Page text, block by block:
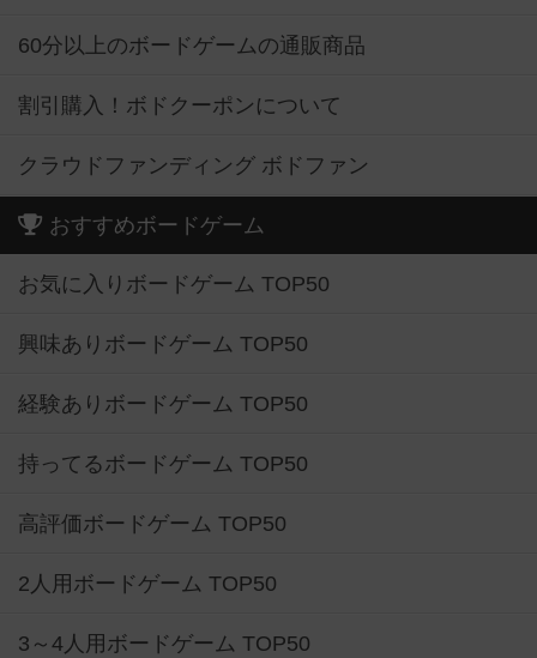
60分以上のボードゲームの通販商品
割引購入！ボドクーポンについて
クラウドファンディング ボドファン
おすすめボードゲーム
お気に入りボードゲーム TOP50
興味ありボードゲーム TOP50
経験ありボードゲーム TOP50
持ってるボードゲーム TOP50
高評価ボードゲーム TOP50
2人用ボードゲーム TOP50
3～4人用ボードゲーム TOP50